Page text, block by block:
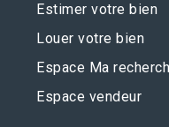
Estimer votre bien
Louer votre bien
Espace Ma
Espace vendeur